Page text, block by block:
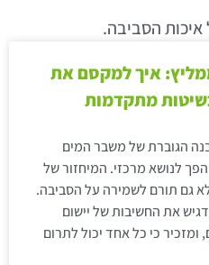
הסביבה.
איך למקסם את
מתקדמות
הגוברת של משבר המים
לנושא מרכזי. המיחזור של
גם תורם לשמירה על הסביבה.
את החשיבות של יישום
כי כל אחד יכול לתרום